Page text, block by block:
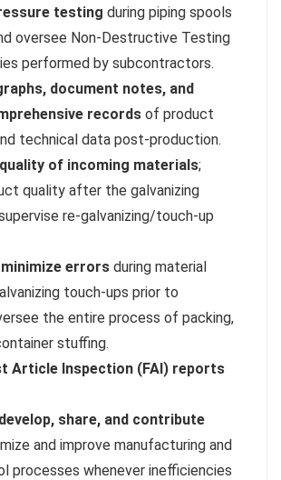
testing during piping spools
oversee Non-Destructive Testing
performed by subcontractors.
document notes, and
records of product
technical data post-production.
of incoming materials;
quality after the galvanizing
re-galvanizing/touch-up
errors during material
touch-ups prior to
the entire process of packing,
stuffing.
Article Inspection (FAI) reports
share, and contribute
and improve manufacturing and
processes whenever inefficiencies